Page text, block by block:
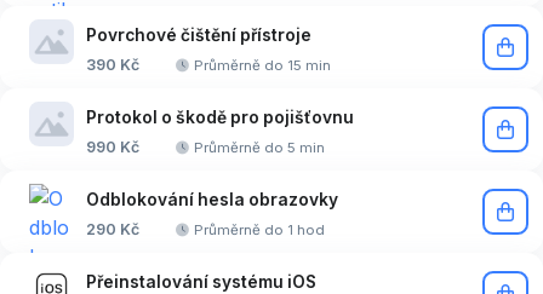
Povrchové čištění přístroje
390 Kč Průměrně do 15 min
Protokol o škodě pro pojišťovnu
990 Kč Průměrně do 5 min
Odblokování hesla obrazovky
290 Kč Průměrně do 1 hod
Přeinstalování systému iOS